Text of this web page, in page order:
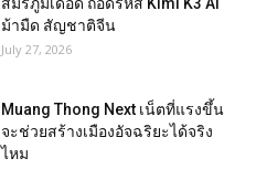
ม้ามืด สัญชาติจีน
July 27, 2026
Muang Thong Next เน็ตที่แรงขึ้น
จะช่วยสร้างเมืองอัจฉริยะได้จริง
ไหม